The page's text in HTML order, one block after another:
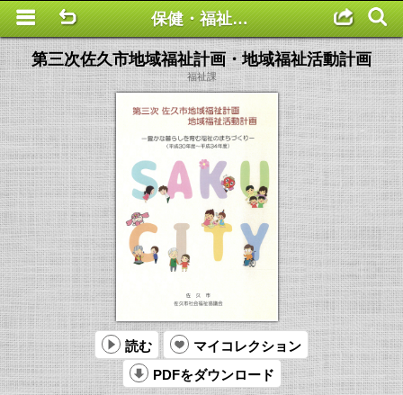
This is a completely basic popup, no options set.
保健・福祉分野
第三次佐久市地域福祉計画・地域福祉活動計画
福祉課
読む
マイコレクション
PDFをダウンロード